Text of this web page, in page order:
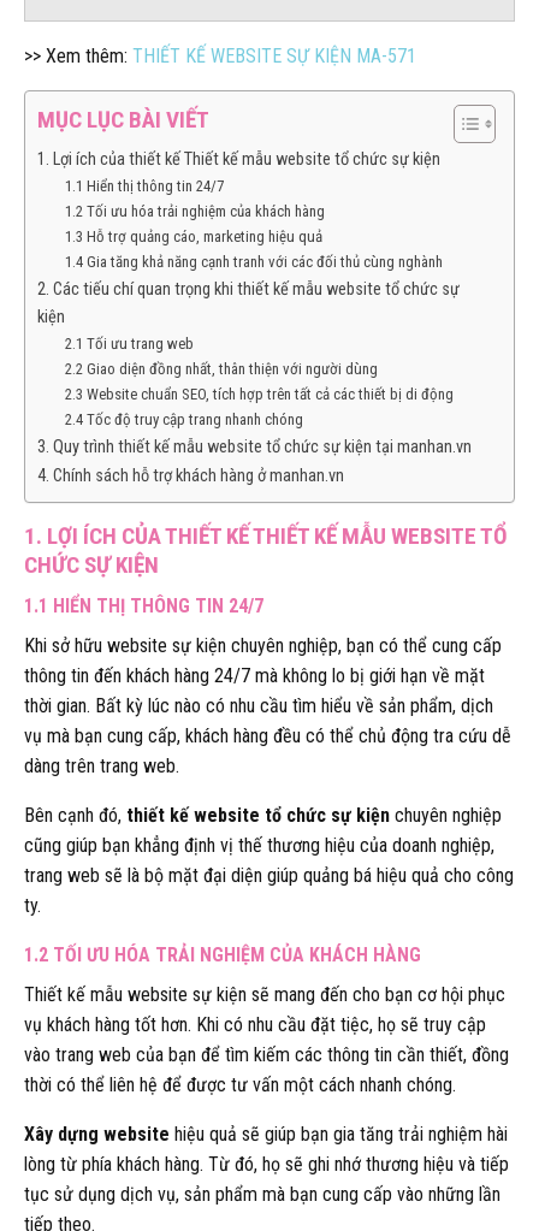
>> Xem thêm: THIẾT KẾ WEBSITE SỰ KIỆN MA-571
MỤC LỤC BÀI VIẾT
1. Lợi ích của thiết kế Thiết kế mẫu website tổ chức sự kiện
1.1 Hiển thị thông tin 24/7
1.2 Tối ưu hóa trải nghiệm của khách hàng
1.3 Hỗ trợ quảng cáo, marketing hiệu quả
1.4 Gia tăng khả năng cạnh tranh với các đối thủ cùng nghành
2. Các tiếu chí quan trọng khi thiết kế mẫu website tổ chức sự
kiện
2.1 Tối ưu trang web
2.2 Giao diện đồng nhất, thân thiện với người dùng
2.3 Website chuẩn SEO, tích hợp trên tất cả các thiết bị di động
2.4 Tốc độ truy cập trang nhanh chóng
3. Quy trình thiết kế mẫu website tổ chức sự kiện tại manhan.vn
4. Chính sách hỗ trợ khách hàng ở manhan.vn
1. LỢI ÍCH CỦA THIẾT KẾ THIẾT KẾ MẪU WEBSITE TỔ
CHỨC SỰ KIỆN
1.1 HIỂN THỊ THÔNG TIN 24/7
Khi sở hữu website sự kiện chuyên nghiệp, bạn có thể cung cấp
thông tin đến khách hàng 24/7 mà không lo bị giới hạn về mặt
thời gian. Bất kỳ lúc nào có nhu cầu tìm hiểu về sản phẩm, dịch
vụ mà bạn cung cấp, khách hàng đều có thể chủ động tra cứu dễ
dàng trên trang web.
Bên cạnh đó, thiết kế website tổ chức sự kiện chuyên nghiệp
cũng giúp bạn khẳng định vị thế thương hiệu của doanh nghiệp,
trang web sẽ là bộ mặt đại diện giúp quảng bá hiệu quả cho công
ty.
1.2 TỐI ƯU HÓA TRẢI NGHIỆM CỦA KHÁCH HÀNG
Thiết kế mẫu website sự kiện sẽ mang đến cho bạn cơ hội phục
vụ khách hàng tốt hơn. Khi có nhu cầu đặt tiệc, họ sẽ truy cập
vào trang web của bạn để tìm kiếm các thông tin cần thiết, đồng
thời có thể liên hệ để được tư vấn một cách nhanh chóng.
Xây dựng website hiệu quả sẽ giúp bạn gia tăng trải nghiệm hài
lòng từ phía khách hàng. Từ đó, họ sẽ ghi nhớ thương hiệu và tiếp
tục sử dụng dịch vụ, sản phẩm mà bạn cung cấp vào những lần
tiếp theo.